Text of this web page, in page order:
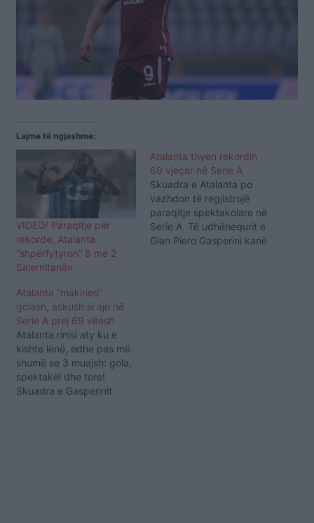
Lajme të ngjashme:
VIDEO/ Paraqitje për
rekorde, Atalanta
“shpërfytyron” 8 me 2
Salernitanën
Atalanta thyen rekordin
60 vjeçar në Serie A
Skuadra e Atalanta po
vazhdon të regjistrojë
paraqitje spektakolare në
Serie A. Të udhëhequrit e
Gian Piero Gasperini kanë
Atalanta “makineri”
golash, askush si ajo në
Serie A prej 69 vitesh
Atalanta rinisi aty ku e
kishte lënë, edhe pas më
shumë se 3 muajsh: gola,
spektakël dhe tore!
Skuadra e Gasperinit